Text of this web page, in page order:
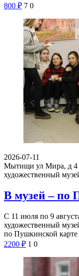
800 ₽ 7 0
2026-07-11
Мытищи ул Мира, д 4
художественный
В музей – по
С 11 июля по 9
художественный
по Пушкинской
2200 ₽ 1 0